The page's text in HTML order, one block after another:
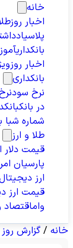
خانه
اخبار روز
پلاس
بانکداری
اخبار روز
بانکداری
نرخ سود
در بانک
شماره شبا
طلا و ارز
قیمت دلار
پارسیان
ارز
قیمت ارز
واماقتصاد
خانه / گزارش روز